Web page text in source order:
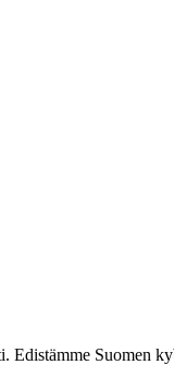
Suomen